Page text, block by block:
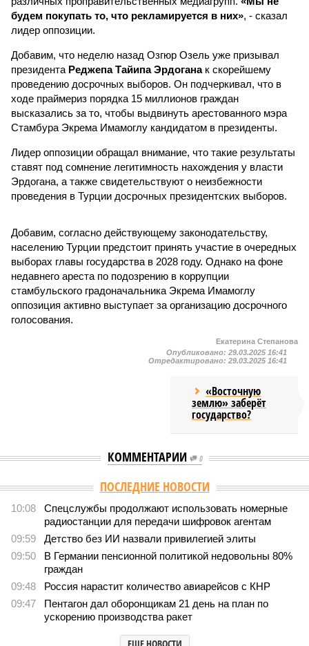
будем покупать то, что рекламируется в них», - сказал
лидер оппозиции.
Добавим, что неделю назад Озгюр Озель уже призывал
президента Реджепа Тайипа Эрдоганак скорейшему
проведению досрочных выборов. Он подчеркивал, что в
ходе праймериз порядка 15 миллионов граждан
высказались за то, чтобы выдвинуть арестованного мэра
Стамбура Экрема Имамоглу кандидатом в президенты.
Лидер оппозиции обращал внимание, что такие результаты
ставят под сомнение легитимность нахождения у власти
Эрдогана, а также свидетельствуют о неизбежности
проведения в Турции досрочных президентских выборов.
Добавим, согласно действующему законодательству,
населению Турции предстоит принять участие в очередных
выборах главы государства в 2028 году. Однако на фоне
недавнего ареста по подозрению в коррупции
стамбульского градоначальника Экрема Имамоглу
оппозиция активно выступает за организацию досрочного
голосования.
Екатерина Степанова
Опубликовано: 29.03.2025 16:41
Отредактировано: 29.03.2025 16:41
«Восточную
землю» заберёт
государство?
КОММЕНТАРИИ 0
Версия //Конфликт // Монополия вкладывалась-вкладывалась в
Монополия вкладывалась-вкладывалась в Армению и
довкладывалась
1252
РЖД против своей страны
Монополия вкладывалась-вкладывалась в Армению и довкладывалась